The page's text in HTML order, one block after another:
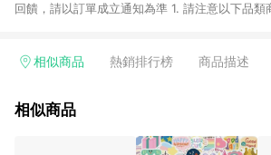
回饋，請以訂單成立通知為準 1. 請注意以下品類商品均無回饋：
電玩/遊戲/相機/單眼/鏡頭/拍立得 [2024/6/1起
的購回饋活動享Yahoo超贈點回饋者 - 購物中心
3. 訂單回饋金額將扣除運費/購物金/超贈點/福利
相似商品 熱銷排行榜 商品描述
相似商品